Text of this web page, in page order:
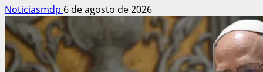
Noticiasmdp 6 de agosto de 2026